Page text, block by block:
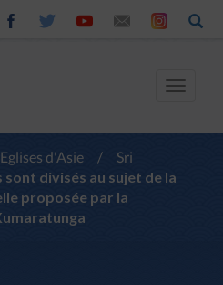
Toggle
Eglises d'Asie /
Sri
sont divisés au sujet de la
proposée par la